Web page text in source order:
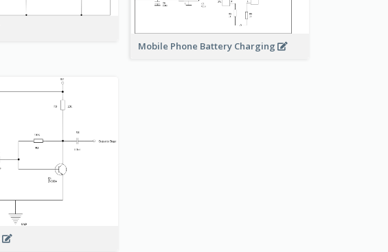
Mobile Phone Battery Charging